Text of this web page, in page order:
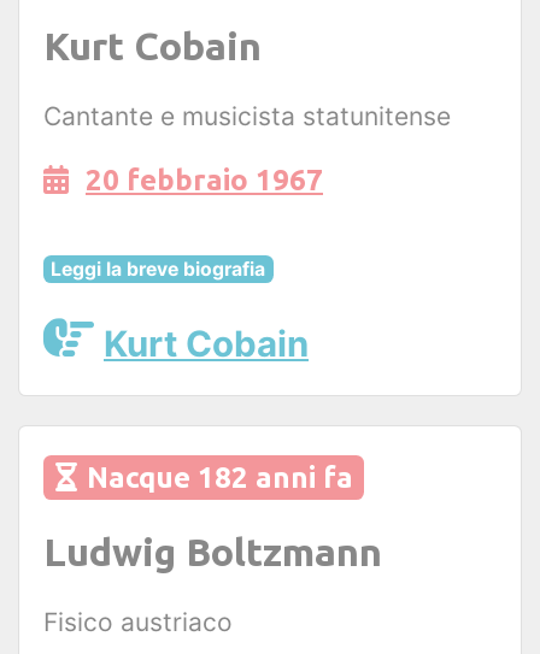
Kurt Cobain
Cantante e musicista statunitense
20 febbraio 1967
Leggi la breve biografia
Kurt Cobain
Nacque 182 anni fa
Ludwig Boltzmann
Fisico austriaco